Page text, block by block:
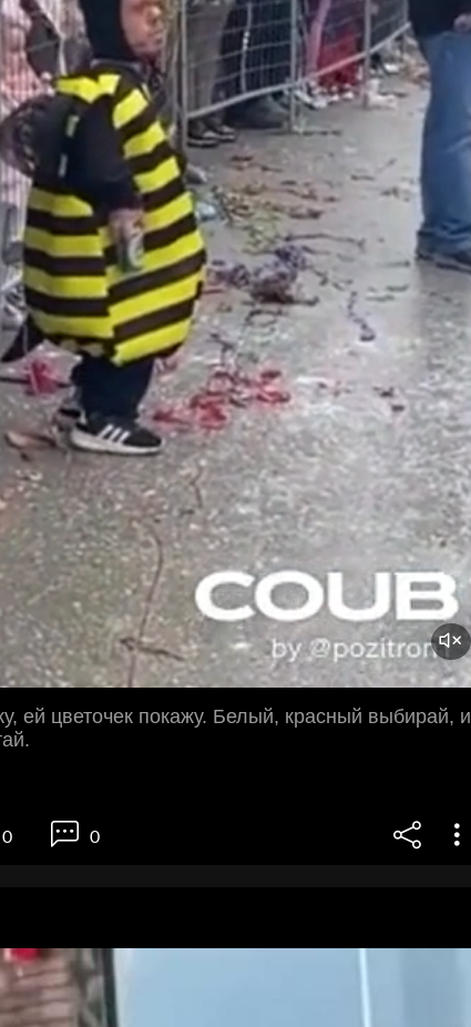
ей цветочек покажу. Белый, красный выбирай, и
0 0